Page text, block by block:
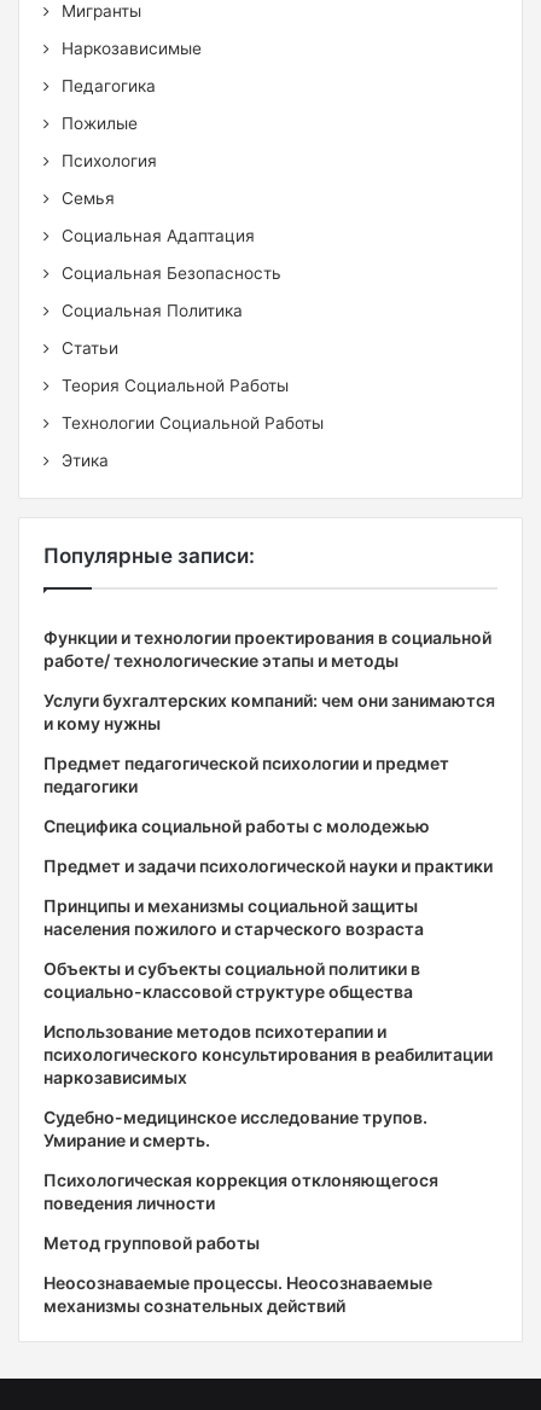
Мигранты
Наркозависимые
Педагогика
Пожилые
Психология
Семья
Социальная Адаптация
Социальная Безопасность
Социальная Политика
Статьи
Теория Социальной Работы
Технологии Социальной Работы
Этика
Популярные записи:
Функции и технологии проектирования в социальной
работе/ технологические этапы и методы
Услуги бухгалтерских компаний: чем они занимаются
и кому нужны
Предмет педагогической психологии и предмет
педагогики
Специфика социальной работы с молодежью
Предмет и задачи психологической науки и практики
Принципы и механизмы социальной защиты
населения пожилого и старческого возраста
Объекты и субъекты социальной политики в
социально-классовой структуре общества
Использование методов психотерапии и
психологического консультирования в реабилитации
наркозависимых
Судебно-медицинское исследование трупов.
Умирание и смерть.
Психологическая коррекция отклоняющегося
поведения личности
Метод групповой работы
Неосознаваемые процессы. Неосознаваемые
механизмы сознательных действий